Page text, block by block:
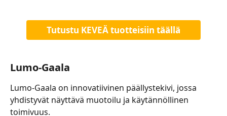
Tutustu KEVEÄ tuotteisiin täällä
Lumo-Gaala
Lumo-Gaala on innovatiivinen päällystekivi, jossa
yhdistyvät näyttävä muotoilu ja käytännöllinen
toimivuus.